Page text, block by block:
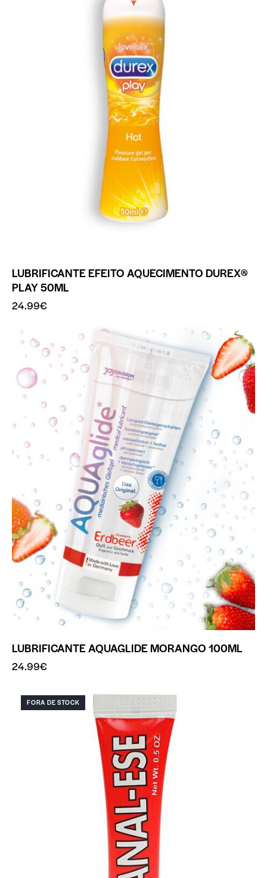
LUBRIFICANTE EFEITO AQUECIMENTO DUREX®
PLAY 50ML
24.99€
LUBRIFICANTE AQUAGLIDE MORANGO 100ML
24.99€
FORA DE STOCK